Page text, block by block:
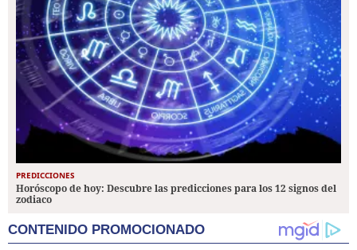
PREDICCIONES
Horóscopo de hoy: Descubre las predicciones para los 12 signos del
zodiaco
CONTENIDO PROMOCIONADO